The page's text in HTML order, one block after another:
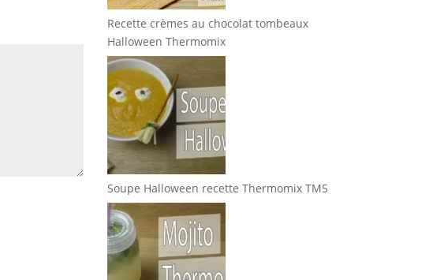
Recette crèmes au chocolat tombeaux
Halloween Thermomix
Soupe Halloween recette Thermomix TM5